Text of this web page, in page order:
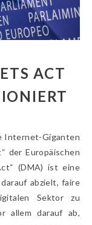
ACT
der Europäischen
(DMA) ist eine
abzielt, faire
Sektor zu
allem darauf ab,